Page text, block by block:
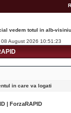
vedem totul in alb-
August 2026 10:51:23
in care va logati
| ForzaRAPID